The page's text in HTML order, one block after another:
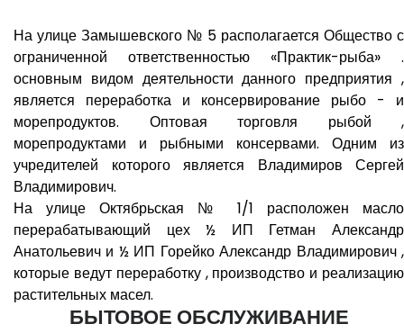
На улице Замышевского № 5 располагается Общество с
ограниченной ответственностью «Практик-рыба» .
основным видом деятельности данного предприятия ,
является переработка и консервирование рыбо - и
морепродуктов. Оптовая торговля рыбой ,
морепродуктами и рыбными консервами. Одним из
учредителей которого является Владимиров Сергей
Владимирович.
На улице Октябрьская № 1/1 расположен масло
перерабатывающий цех ½ ИП Гетман Александр
Анатольевич и ½ ИП Горейко Александр Владимирович ,
которые ведут переработку , производство и реализацию
растительных масел.
БЫТОВОЕ ОБСЛУЖИВАНИЕ